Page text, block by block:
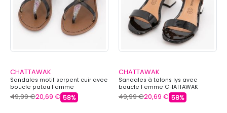
CHATTAWAK
Sandales motif serpent cuir avec
boucle patou Femme
CHATTAWAK
49,99 €20,69 € 58%
CHATTAWAK
Sandales à talons lys avec
boucle Femme CHATTAWAK
49,99 €20,69 € 58%